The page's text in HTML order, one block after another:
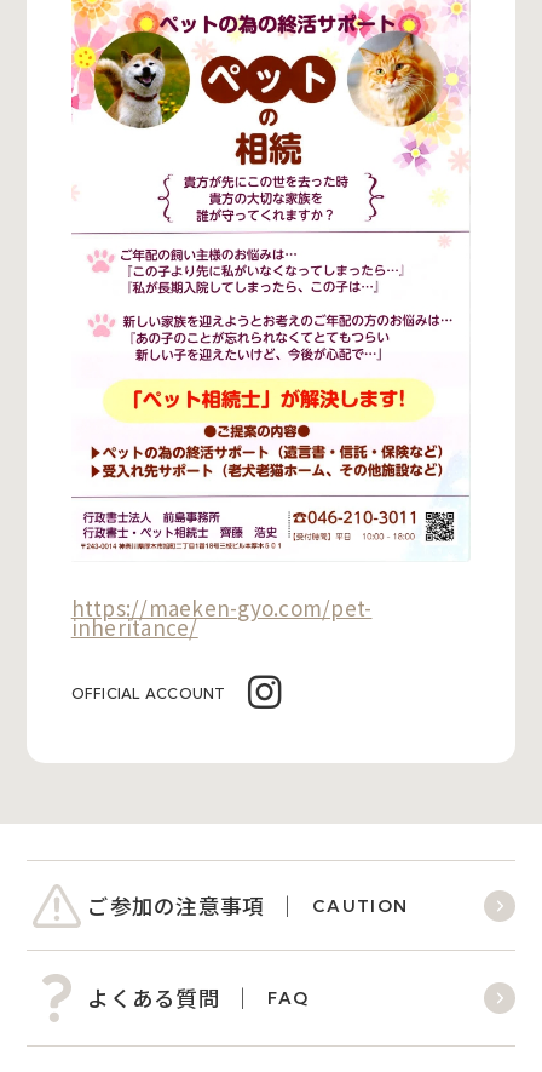
https://maeken-gyo.com/pet-
inheritance/
OFFICIAL ACCOUNT
ご参加の注意事項 CAUTION
よくある質問 FAQ